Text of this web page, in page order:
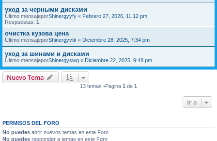
уход за черными дисками
Último mensajeporShinergyyfy « Febrero 27, 2026, 11:12 pm
Respuestas: 1
очистка кузова цена
Último mensajeporShinergyvtk « Diciembre 28, 2025, 7:34 pm
уход за шинами и дисками
Último mensajeporShinergyswg « Diciembre 22, 2025, 9:48 pm
Nuevo Tema
13 temas •Página 1 de 1
Ir a
PERMISOS DEL FORO
No puedes abrir nuevos temas en este Foro
No puedes responder a temas en este Foro